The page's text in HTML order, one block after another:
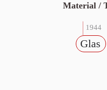
Material /
1944
Glas